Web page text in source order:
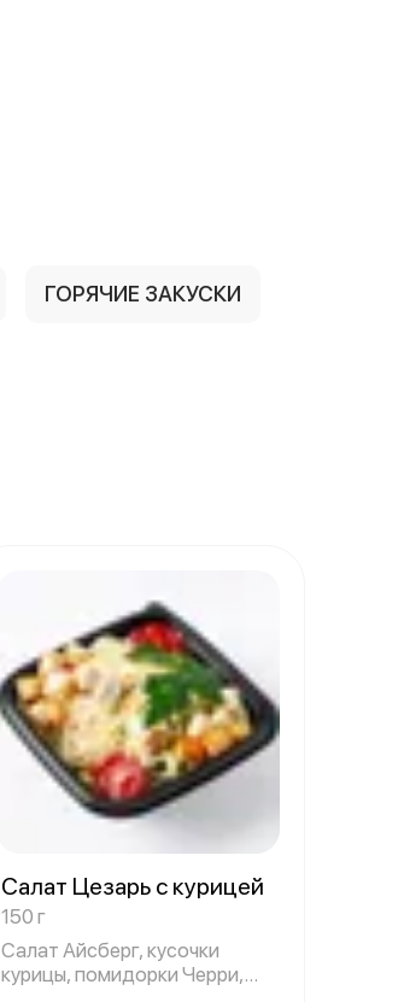
ГОРЯЧИЕ ЗАКУСКИ
Салат Цезарь с курицей
150 г
Салат Айсберг, кусочки
курицы, помидорки Черри,